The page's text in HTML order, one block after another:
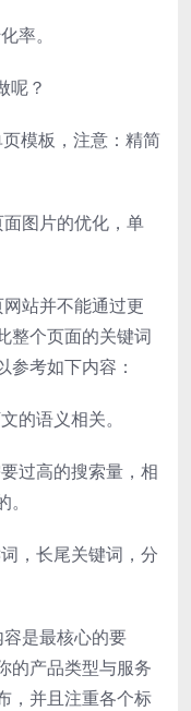
率。
呢？
模板，注意：精简
图片的优化，单
站并不能通过更
整个页面的关键词
考如下内容：
语义相关。
过高的搜索量，相
，长尾关键词，分
是最核心的要
的产品类型与服务
，并且注重各个标